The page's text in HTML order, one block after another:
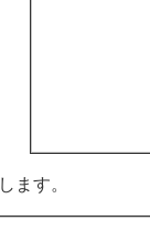
ます。